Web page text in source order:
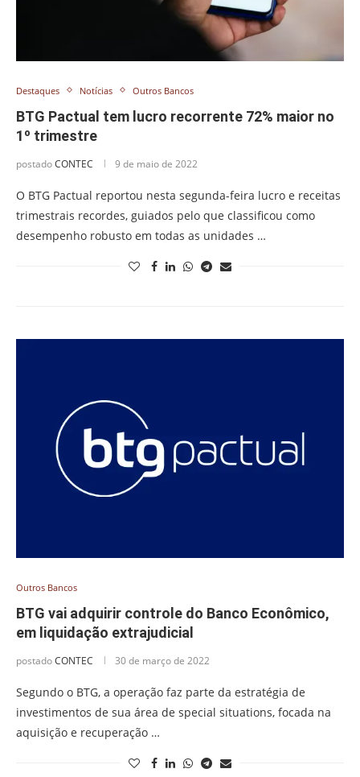
Destaques Notícias Outros Bancos
BTG Pactual tem lucro recorrente 72% maior no
1º trimestre
postadoCONTEC 9 de maio de 2022
O BTG Pactual reportou nesta segunda-feira lucro e receitas
trimestrais recordes, guiados pelo que classificou como
desempenho robusto em todas as unidades …
Outros Bancos
BTG vai adquirir controle do Banco Econômico,
em liquidação extrajudicial
postadoCONTEC 30 de março de 2022
Segundo o BTG, a operação faz parte da estratégia de
investimentos de sua área de special situations, focada na
aquisição e recuperação …